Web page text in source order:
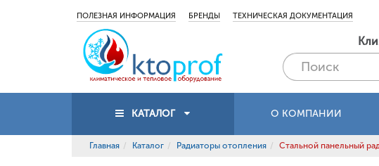
ПОЛЕЗНАЯ ИНФОРМАЦИЯ БРЕНДЫ ТЕХНИЧЕСКАЯ ДОКУМЕНТАЦИЯ
КАТАЛОГ О КОМПАНИИ
Главная Каталог Радиаторы отопления Стальной панельный